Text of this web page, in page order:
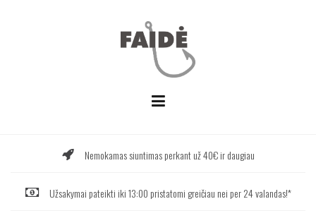
Nemokamas siuntimas perkant už 40€ ir daugiau
Užsakymai pateikti iki 13:00 pristatomi greičiau nei per 24 valandas!*